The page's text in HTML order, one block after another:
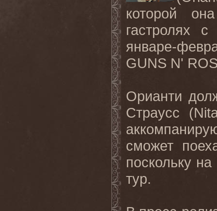
которой
гастролях
январе-
GUNS N'
Орианти
Страусс (
сможет
поскольку
тур.